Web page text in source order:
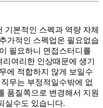
기본적인 스펙과 역량 자체
가적인 스펙업은 필요없습
필요하니 면접스터디를
여리한 인상때문에 생기
에 적합하지 않게 보일수
무는 부정적일수밖에 없
품질쪽으로 변경해서 지원
실수도 있습니다.